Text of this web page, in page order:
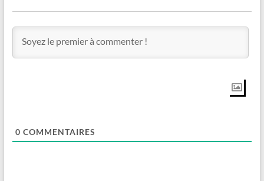
0 COMMENTAIRES